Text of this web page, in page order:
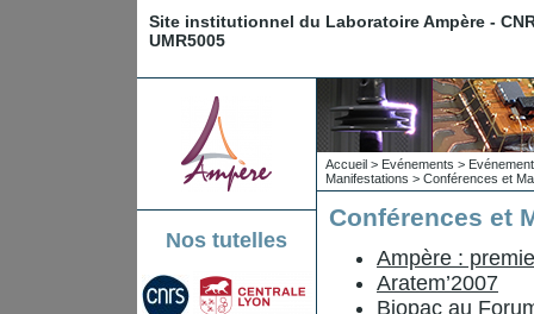
Site institutionnel du Laboratoire Ampère -
UMR5005
Nos tutelles
Accueil > Evénements >
Manifestations > Conférences et
Conférences et
Ampère :
Aratem’2007
Biopac au